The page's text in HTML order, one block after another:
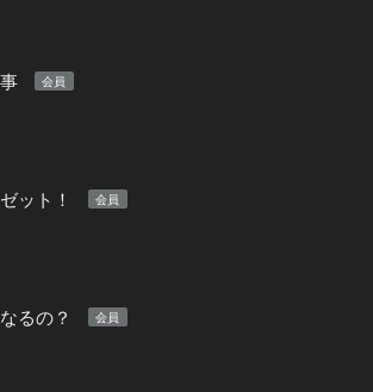
会員
ット！ 会員
るの？ 会員